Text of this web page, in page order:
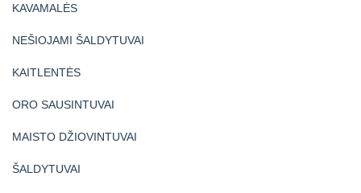
KAVAMALĖS
NEŠIOJAMI ŠALDYTUVAI
KAITLENTĖS
ORO SAUSINTUVAI
MAISTO DŽIOVINTUVAI
ŠALDYTUVAI